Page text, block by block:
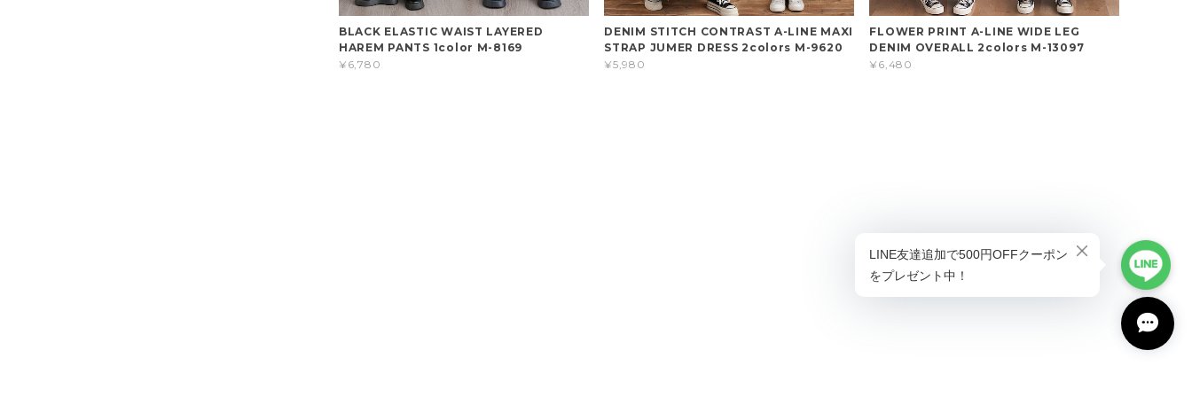
BLACK ELASTIC WAIST LAYERED
HAREM PANTS 1color M-8169
¥6,780
DENIM STITCH CONTRAST A-LINE MAXI
STRAP JUMER DRESS 2colors M-9620
¥5,980
FLOWER PRINT A-LINE WIDE LEG
DENIM OVERALL 2colors M-13097
¥6,480